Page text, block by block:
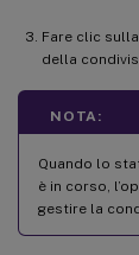
Fare clic
della
NOTA:
Quando lo
è in corso,
gestire la